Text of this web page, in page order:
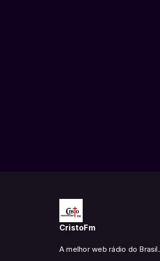
CristoFm
A melhor web rádio do Brasil.